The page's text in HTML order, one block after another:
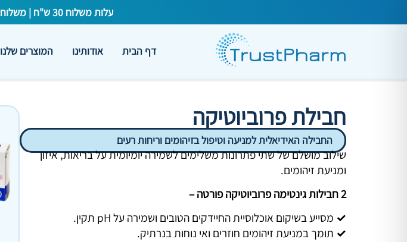
עלות משלוח 30 ש"ח | משלוח חינם ברכישה מעל 230 ₪
דף הבית אודותינו המוצרים שלנו
חבילת פרוביוטיקה
החבילה האידיאלית למניעה וטיפול בזיהומים וריחות רעים
שילוב מושלם של שתי פתרונות משלימים לשמירה יומיומית על בריאות, איזון
ומניעת זיהומים.
2 חבילות גינטימה פרוביוטיקה פורטה –
✓ מסייע בשיקום אוכלוסיית החיידקים הטובים ושמירה על pH תקין.
✓ תומך במניעת זיהומים חוזרים ואי נוחות בנרתיק.